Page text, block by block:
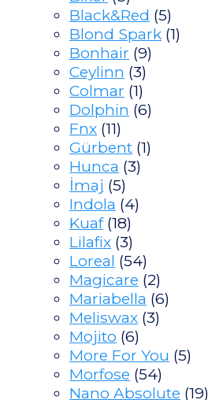
Black&Red (5)
Blond Spark (1)
Bonhair (9)
Ceylinn (3)
Colmar (1)
Dolphin (6)
Fnx (11)
Gürbent (1)
Hunca (3)
İmaj (5)
Indola (4)
Kuaf (18)
Lilafix (3)
Loreal (54)
Magicare (2)
Mariabella (6)
Meliswax (3)
Mojito (6)
More For You (5)
Morfose (54)
Nano Absolute (19)